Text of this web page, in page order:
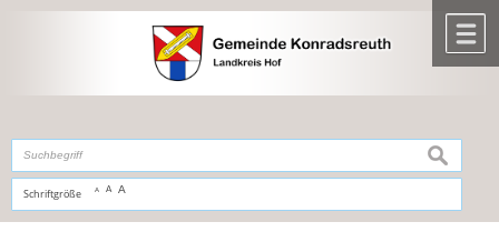
,zur Navigationoderzur Startseitespringen.
Schriftgröße A A A
suchen